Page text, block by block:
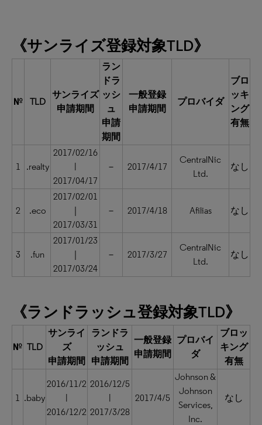
《サンライズ登録対象TLD》
№ TLD
サンライズ
申請期間
ラン
ドラ
ッシ
ュ
申請
期間
一般登録
申請期間
プロバイダ
ブロ
ッキ
ング
有無
1 .realty
2017/02/16
|
2017/04/17
－ 2017/4/17
CentralNic
Ltd.
なし
2 .eco
2017/02/01
｜
2017/03/31
－ 2017/4/18 Afilias なし
3 .fun
2017/01/23
｜
2017/03/24
－ 2017/3/27
CentralNic
Ltd.
なし
《ランドラッシュ登録対象TLD》
№ TLD
サンライ
ズ
申請期間
ランドラ
ッシュ
申請期間
一般登録
申請期間
プロバイ
ダ
ブロッ
キング
有無
1 .baby
2016/11/2
|
2016/12/2
2016/12/5
|
2017/3/28
2017/4/5
Johnson &
Johnson
Services,
Inc.
なし